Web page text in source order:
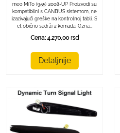
meo MiTo (955) 2008-UP Proizvodi su
kompatibilni s CANBUS sistemom, ne
izazivajući greške na kontrolnoj tabli. S
et obično sadrži 2 komada. Ozna...
Cena: 4.270,00 rsd
Detaljnije